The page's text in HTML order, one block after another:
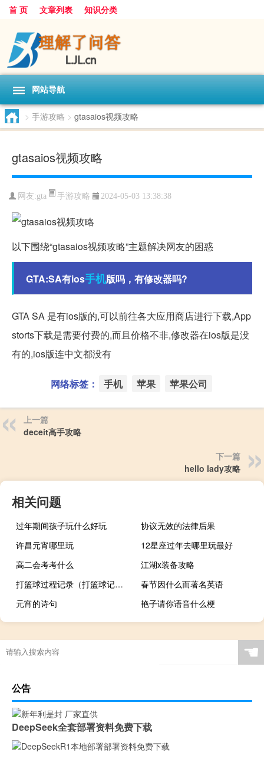
首 页 文章列表 知识分类
网站导航
> 手游攻略 > gtasaios视频攻略
gtasaios视频攻略
网友:gta 手游攻略 2024-05-03 13:38:38
以下围绕“gtasaios视频攻略”主题解决网友的困惑
GTA:SA有ios手机版吗，有修改器吗?
GTA SA 是有ios版的,可以前往各大应用商店进行下载,App
storts下载是需要付费的,而且价格不非,修改器在ios版是没
有的,ios版连中文都没有
网络标签： 手机 苹果 苹果公司
上一篇
deceit高手攻略
下一篇
hello lady攻略
相关问题
过年期间孩子玩什么好玩
协议无效的法律后果
许昌元宵哪里玩
12星座过年去哪里玩最好
高二会考考什么
江湖x装备攻略
打篮球过程记录（打篮球记录表怎么记录）
春节因什么而著名英语
元宵的诗句
艳子请你语音什么梗
☚
公告
DeepSeek全套部署资料免费下载